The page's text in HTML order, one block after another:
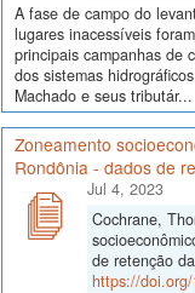
A fase de campo do
lugares inacessíveis
principais campanhas de
dos sistemas
Machado e seus tributár...
Zoneamento
Rondônia - dados de
Jul 4, 2023
Cochrane,
de retenção
https://